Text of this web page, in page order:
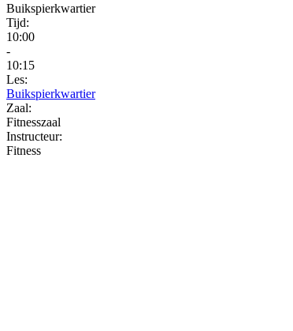
Buikspierkwartier
Tijd:
10:00
-
10:15
Les:
Buikspierkwartier
Zaal:
Fitnesszaal
Instructeur:
Fitness